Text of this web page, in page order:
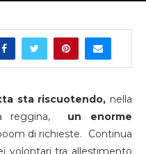
sta riscuotendo, nella
reggina, un enorme
di richieste. Continua
volontari tra allestimento